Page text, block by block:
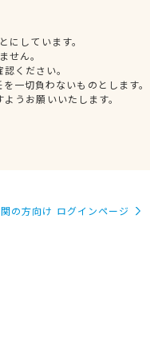
しています。
せん。
ください。
一切負わないものとします。
うお願いいたします。
の方向け ログインページ